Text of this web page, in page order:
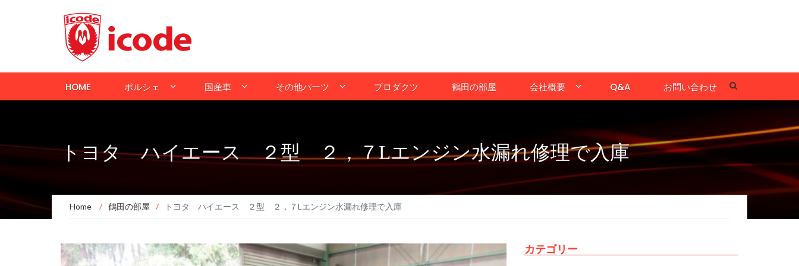
HOME ポルシェ 国産車 その他パーツ プロダクツ 鶴田の部屋 会社概要 Q&A お問い合わせ
トヨタ ハイエース ２型 ２，７Lエンジン水漏れ修理で入庫
Home / 鶴田の部屋 / トヨタ ハイエース ２型 ２，７Lエンジン水漏れ修理で入庫
カテゴリー